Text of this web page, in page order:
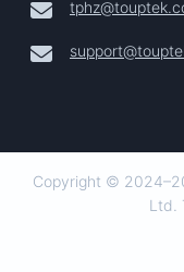
Copyright ©
Ltd.